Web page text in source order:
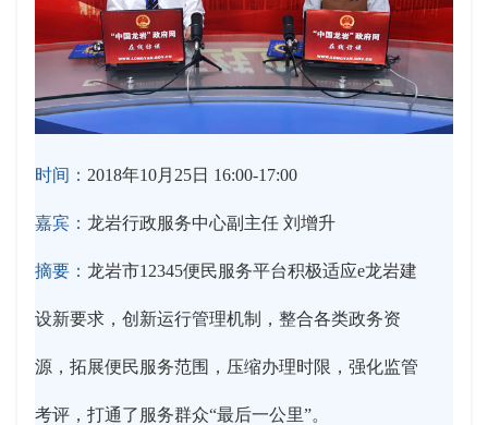
时间： 2018年10月25日 16:00-17:00
嘉宾： 龙岩行政服务中心副主任 刘增升
摘要： 龙岩市12345便民服务平台积极适应e龙岩建
设新要求，创新运行管理机制，整合各类政务资
源，拓展便民服务范围，压缩办理时限，强化监管
考评，打通了服务群众“最后一公里”。